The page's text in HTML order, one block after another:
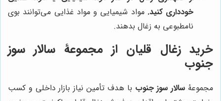
خودداری کنید. مواد شیمیایی و مواد غذایی می‌توانند بوی
نامطبوعی به زغال بدهند.
خرید زغال قلیان از مجموعۀ سالار سوز
جنوب
مجموعۀ سالار سوز جنوب با هدف تأمین نیاز بازار داخلی و کسب